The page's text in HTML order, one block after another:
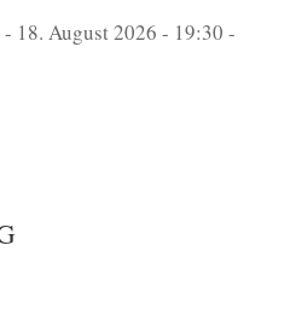
- 18. August 2026 - 19:30 -